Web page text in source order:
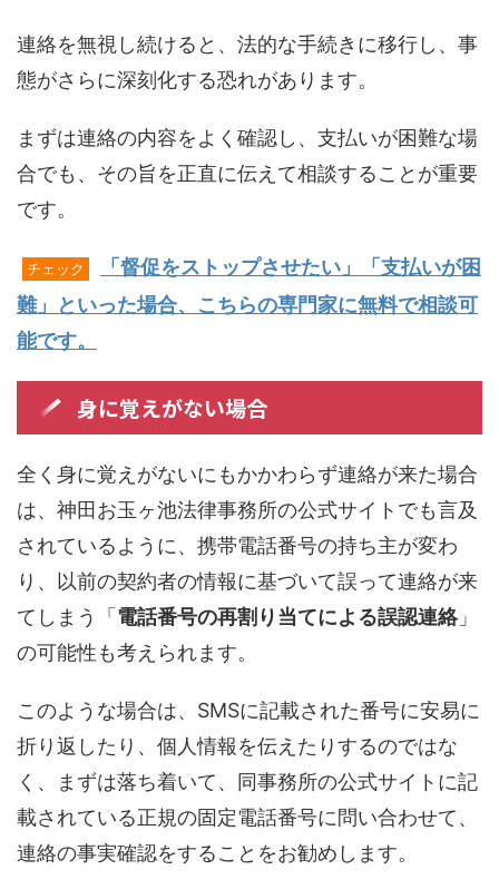
連絡を無視し続けると、法的な手続きに移行し、事
態がさらに深刻化する恐れがあります。
まずは連絡の内容をよく確認し、支払いが困難な場
合でも、その旨を正直に伝えて相談することが重要
です。
チェック
「督促をストップさせたい」「支払いが困
難」といった場合、こちらの専門家に無料で相談可
能です。
身に覚えがない場合
全く身に覚えがないにもかかわらず連絡が来た場合
は、神田お玉ヶ池法律事務所の公式サイトでも言及
されているように、携帯電話番号の持ち主が変わ
り、以前の契約者の情報に基づいて誤って連絡が来
てしまう「 電話番号の再割り当てによる誤認連絡」
の可能性も考えられます。
このような場合は、SMSに記載された番号に安易に
折り返したり、個人情報を伝えたりするのではな
く、まずは落ち着いて、同事務所の公式サイトに記
載されている正規の固定電話番号に問い合わせて、
連絡の事実確認をすることをお勧めします。